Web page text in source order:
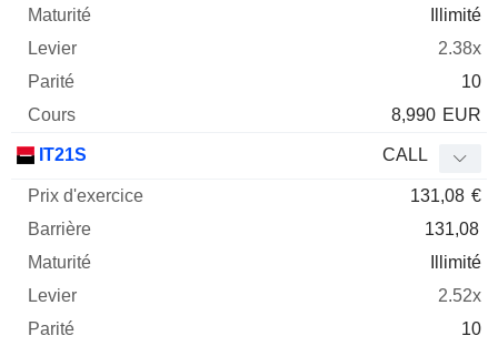
Illimité
2.38x
10
8,990 EUR
IT21S CALL
131,08 €
131,08
Illimité
2.52x
10